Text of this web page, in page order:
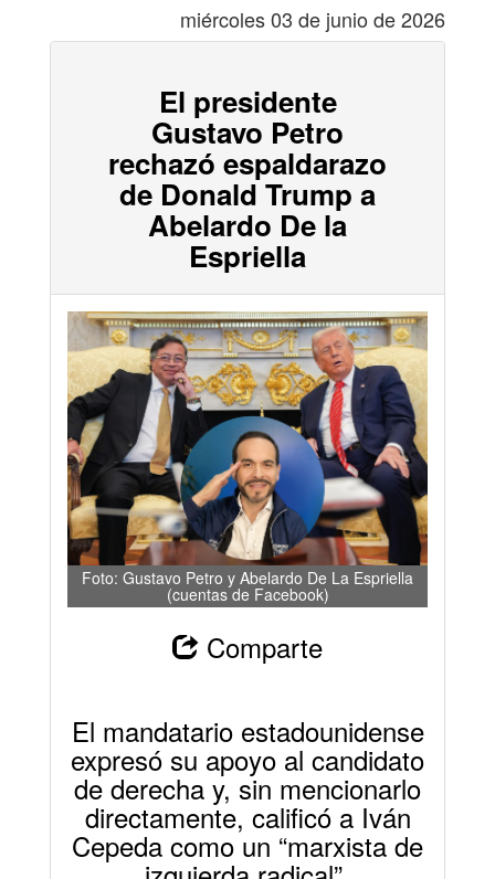
miércoles 03 de junio de 2026
El presidente
Gustavo Petro
rechazó espaldarazo
de Donald Trump a
Abelardo De la
Espriella
Foto: Gustavo Petro y Abelardo De La Espriella
(cuentas de Facebook)
Comparte
El mandatario estadounidense
expresó su apoyo al candidato
de derecha y, sin mencionarlo
directamente, calificó a Iván
Cepeda como un “marxista de